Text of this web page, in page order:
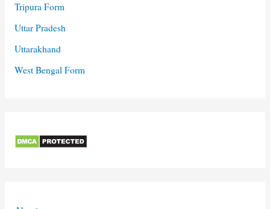
Tripura Form
Uttar Pradesh
Uttarakhand
West Bengal Form